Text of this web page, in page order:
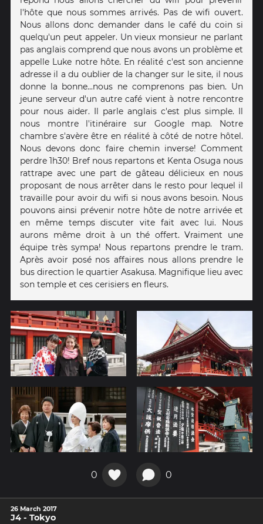
l'hôte que nous sommes arrivés. Pas de wifi ouvert.
Nous allons donc demander dans le café du coin si
quelqu'un peut appeler. Un vieux monsieur ne parlant
pas anglais comprend que nous avons un problème et
appelle Luke notre hôte. En réalité c'est son ancienne
adresse il a du oublier de la changer sur le site, il nous
donne la bonne...nous ne comprenons pas bien. Un
jeune serveur d'un autre café vient à notre rencontre
pour nous aider. Il parle anglais c'est plus simple. Il
nous montre l'itinéraire sur Google map. Notre
chambre s'avère être en réalité à côté de notre hôtel.
Nous devons donc faire chemin inverse! Comment
perdre 1h30! Bref nous repartons et Kenta Osuga nous
rattrape avec une part de gâteau délicieux en nous
proposant de nous arrêter dans le resto pour lequel il
travaille pour avoir du wifi si nous avons besoin. Nous
pouvons ainsi prévenir notre hôte de notre arrivée et
en même temps discuter vite fait avec lui. Nous
aurons même droit à un thé offert. Vraiment une
équipe très sympa! Nous repartons prendre le tram.
Après avoir posé nos affaires nous allons prendre le
bus direction le quartier Asakusa. Magnifique lieu avec
son temple et ces cerisiers en fleurs.
0 0
26 March 2017
J4 - Tokyo